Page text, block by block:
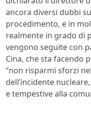
ancora diversi dubbi
procedimento, e in
realmente in grado di
vengono seguite con
Cina, che sta facendo
“non risparmi sforzi
dell’incidente
e tempestive alla